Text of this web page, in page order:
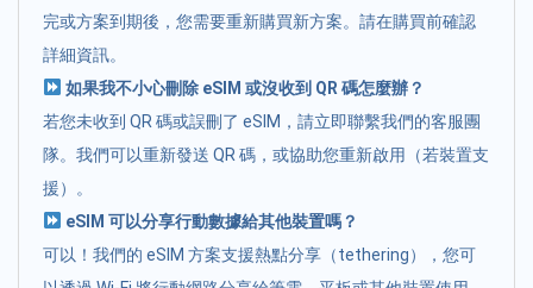
完或方案到期後，您需要重新購買新方案。請在購買前確認
詳細資訊。
如果我不小心刪除 eSIM 或沒收到 QR 碼怎麼辦？
若您未收到 QR 碼或誤刪了 eSIM，請立即聯繫我們的客服團
隊。我們可以重新發送 QR 碼，或協助您重新啟用（若裝置支
援）。
eSIM 可以分享行動數據給其他裝置嗎？
可以！我們的 eSIM 方案支援熱點分享（tethering），您可